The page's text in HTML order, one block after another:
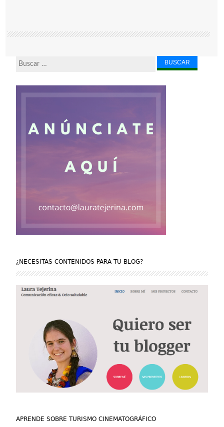
Buscar...
¿NECESITAS CONTENIDOS PARA TU BLOG?
APRENDE SOBRE TURISMO CINEMATOGRÁFICO